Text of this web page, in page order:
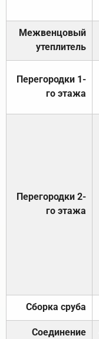
Межвенцовый
утеплитель
Перегородки 1-
го этажа
Перегородки 2-
го этажа
Сборка сруба
Соединение